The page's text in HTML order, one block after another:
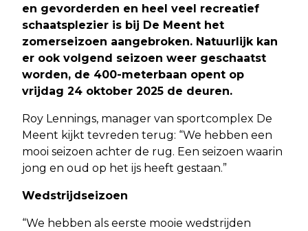
en gevorderden en heel veel recreatief
schaatsplezier is bij De Meent het
zomerseizoen aangebroken. Natuurlijk kan
er ook volgend seizoen weer geschaatst
worden, de 400-meterbaan opent op
vrijdag 24 oktober 2025 de deuren.
Roy Lennings, manager van sportcomplex De
Meent kijkt tevreden terug: “We hebben een
mooi seizoen achter de rug. Een seizoen waarin
jong en oud op het ijs heeft gestaan.”
Wedstrijdseizoen
“We hebben als eerste mooie wedstrijden